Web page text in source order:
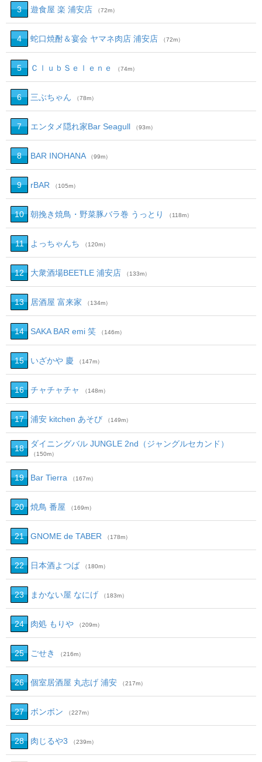
3 遊食屋 楽 浦安店 （72m）
4 蛇口焼酎＆宴会 ヤマネ肉店 浦安店 （72m）
5 ＣｌｕｂＳｅｌｅｎｅ （74m）
6 三ぶちゃん （78m）
7 エンタメ隠れ家Bar Seagull （93m）
8 BAR INOHANA （99m）
9 rBAR （105m）
10 朝挽き焼鳥・野菜豚バラ巻 うっとり （118m）
11 よっちゃんち （120m）
12 大衆酒場BEETLE 浦安店 （133m）
13 居酒屋 富来家 （134m）
14 SAKA BAR emi 笑 （146m）
15 いざかや 慶 （147m）
16 チャチャチャ （148m）
17 浦安 kitchen あそび （149m）
18 ダイニングバル JUNGLE 2nd（ジャングルセカンド）
（150m）
19 Bar Tierra （167m）
20 焼鳥 番屋 （169m）
21 GNOME de TABER （178m）
22 日本酒よつば （180m）
23 まかない屋 なにげ （183m）
24 肉処 もりや （209m）
25 ごせき （216m）
26 個室居酒屋 丸志げ 浦安 （217m）
27 ボンボン （227m）
28 肉じるや3 （239m）